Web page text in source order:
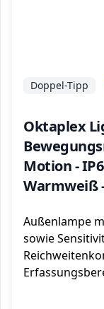
Oktaplex
Motion -
Warmweiß
Doppel-Tipp
Außenlampe
sowie